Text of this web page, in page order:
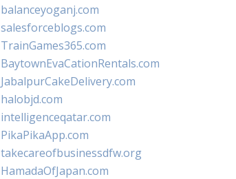
balanceyoganj.com
salesforceblogs.com
TrainGames365.com
BaytownEvaCationRentals.com
JabalpurCakeDelivery.com
halobjd.com
intelligenceqatar.com
PikaPikaApp.com
takecareofbusinessdfw.org
HamadaOfJapan.com